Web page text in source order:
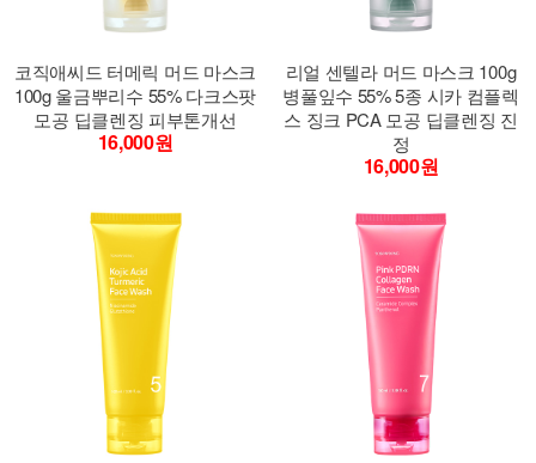
코직애씨드 터메릭 머드 마스크
100g 울금뿌리수 55% 다크스팟
모공 딥클렌징 피부톤개선
16,000원
리얼 센텔라 머드 마스크 100g
병풀잎수 55% 5종 시카 컴플렉
스 징크 PCA 모공 딥클렌징 진
정
16,000원